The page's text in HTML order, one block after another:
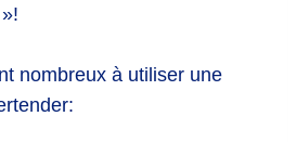
nombreux à utiliser une